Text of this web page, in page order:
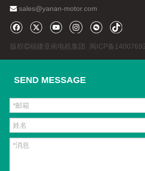
 sales@yanan-motor.com
版权福建亚南电机集团 闽ICP备
SEND MESSAGE